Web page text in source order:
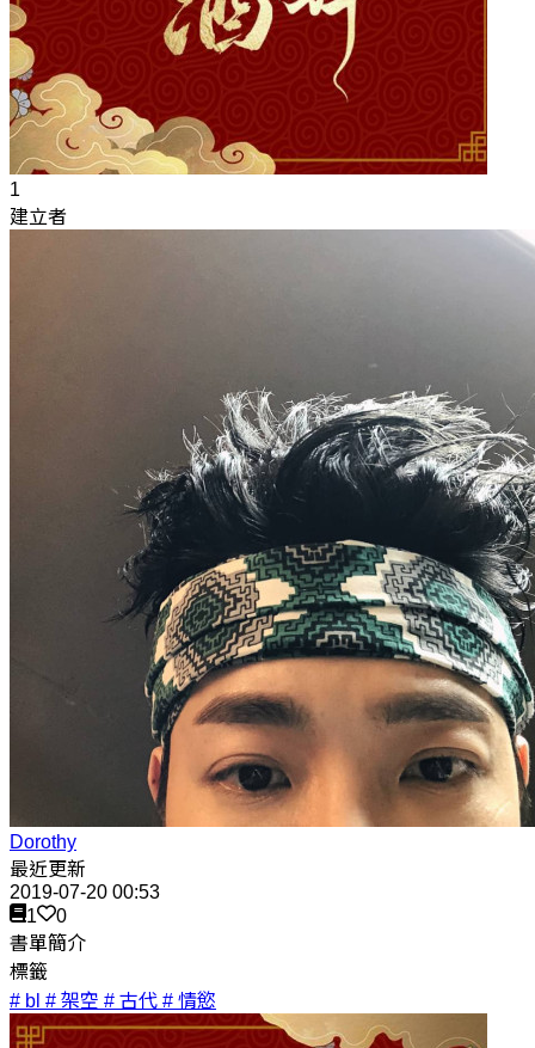
1
建立者
Dorothy
最近更新
2019-07-20 00:53
1
0
書單簡介
標籤
# bl # 架空 # 古代 # 情慾